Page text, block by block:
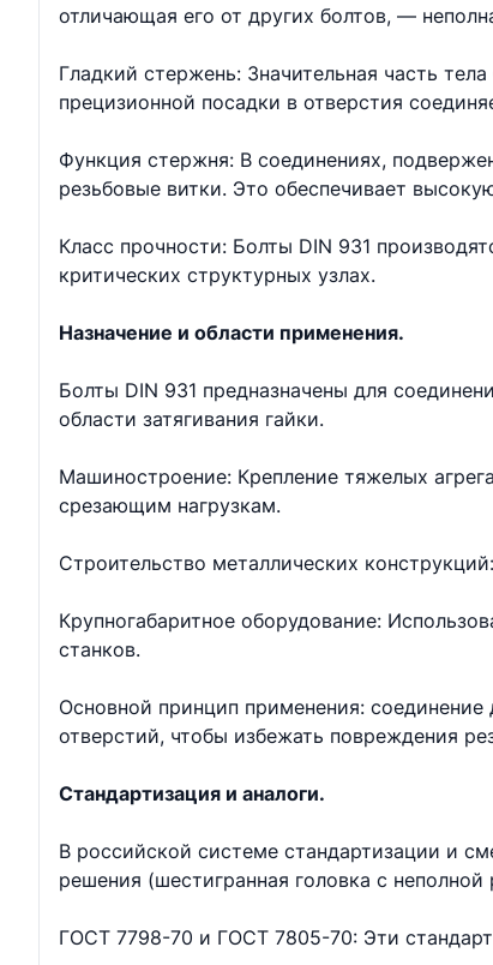
отличающая его от других болтов, —
Гладкий стержень: Значительная часть
прецизионной посадки в отверстия
Функция стержня: В соединениях,
резьбовые витки. Это обеспечивает
Класс прочности: Болты DIN 931
критических структурных узлах.
Назначение и области применения.
Болты DIN 931 предназначены для
области затягивания гайки.
Машиностроение: Крепление тяжелых
срезающим нагрузкам.
Строительство металлических
Крупногабаритное оборудование:
станков.
Основной принцип применения:
отверстий, чтобы избежать повреждения
Стандартизация и аналоги.
В российской системе стандартизации и
решения (шестигранная головка с
ГОСТ 7798-70 и ГОСТ 7805-70: Эти